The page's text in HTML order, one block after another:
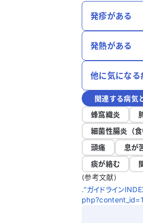
発疹がある
発熱がある
他に気になる
関連する病気
蜂窩織炎
細菌性腸炎（食
頭痛
息が
痰が絡む
(参考文献)
.“ガイドライン